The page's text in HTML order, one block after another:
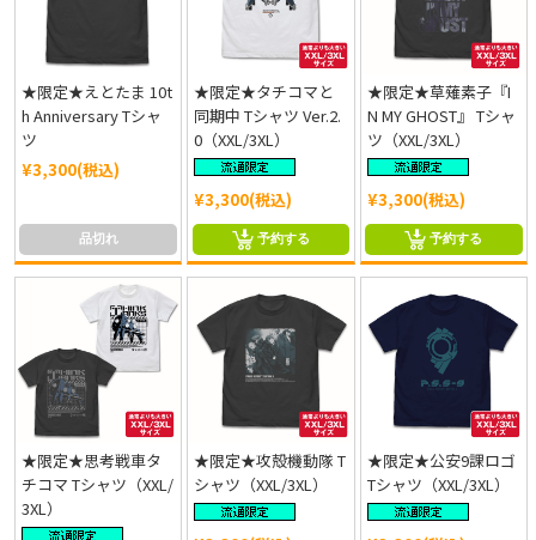
★限定★えとたま 10t
h Anniversary Tシャ
ツ
¥3,300(税込)
品切れ
★限定★タチコマと
同期中 Tシャツ Ver.2.
0（XXL/3XL）
¥3,300(税込)
予約する
★限定★草薙素子『I
N MY GHOST』 Tシャ
ツ（XXL/3XL）
¥3,300(税込)
予約する
★限定★思考戦車タ
チコマ Tシャツ（XXL/
3XL）
★限定★攻殻機動隊 T
シャツ（XXL/3XL）
★限定★公安9課ロゴ
Tシャツ（XXL/3XL）